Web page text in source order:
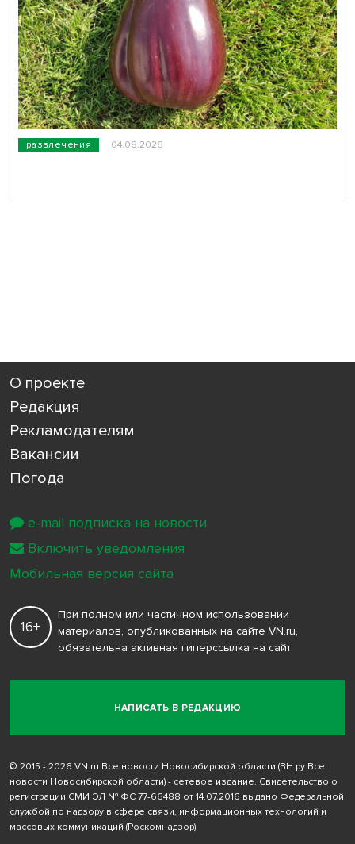
развлечения 04.08.2026
О проекте
Редакция
Рекламодателям
Вакансии
Погода
НАПИСАТЬ В РЕДАКЦИЮ
16+
При полном или частичном использовании
материалов, опубликованных на сайте VN.ru,
обязательна активная гиперссылка на сайт
© 2015 - 2026 VN.ru Все новости Новосибирской области (ВН.ру Все
новости Новосибирской области) - сетевое издание. Свидетельство о
регистрации СМИ ЭЛ № ФС 77-66488 от 14.07.2016 выдано Федеральной
службой по надзору в сфере связи, информационных технологий и
массовых коммуникаций (Роскомнадзор)
e-mail подписка на новости
Включить уведомления
Мобильная версия сайта